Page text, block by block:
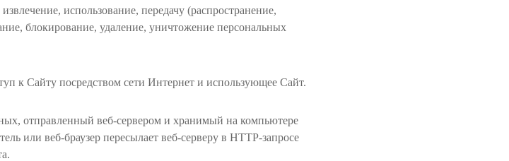
использование, передачу (распространение,
блокирование, удаление, уничтожение персональных
к Сайту посредством сети Интернет и использующее Сайт.
отправленный веб-сервером и хранимый на компьютере
или веб-браузер пересылает веб-серверу в HTTP-запросе